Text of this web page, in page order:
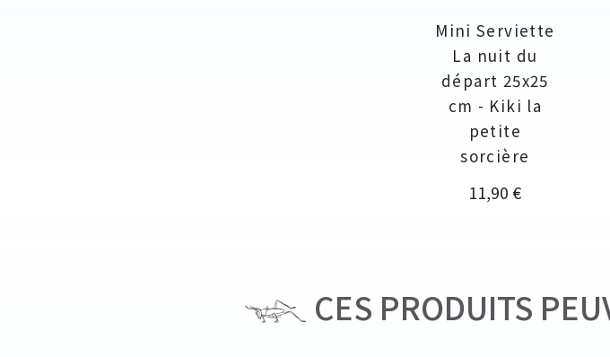
Mini Serviette
La nuit du
départ 25x25
cm - Kiki la
petite
sorcière
Prix
11,90 €
CES PRODUITS